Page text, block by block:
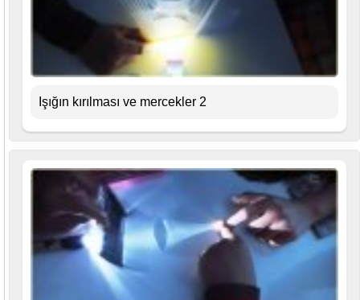
Işığın kırılması ve mercekler 2